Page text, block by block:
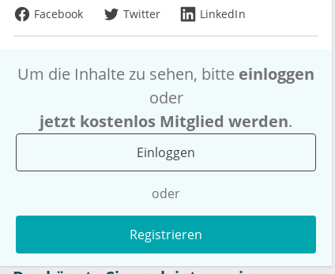
Facebook
Twitter LinkedIn
Um die Inhalte zu sehen, bitte einloggen
oder
jetzt kostenlos Mitglied werden.
Einloggen
oder
Registrieren